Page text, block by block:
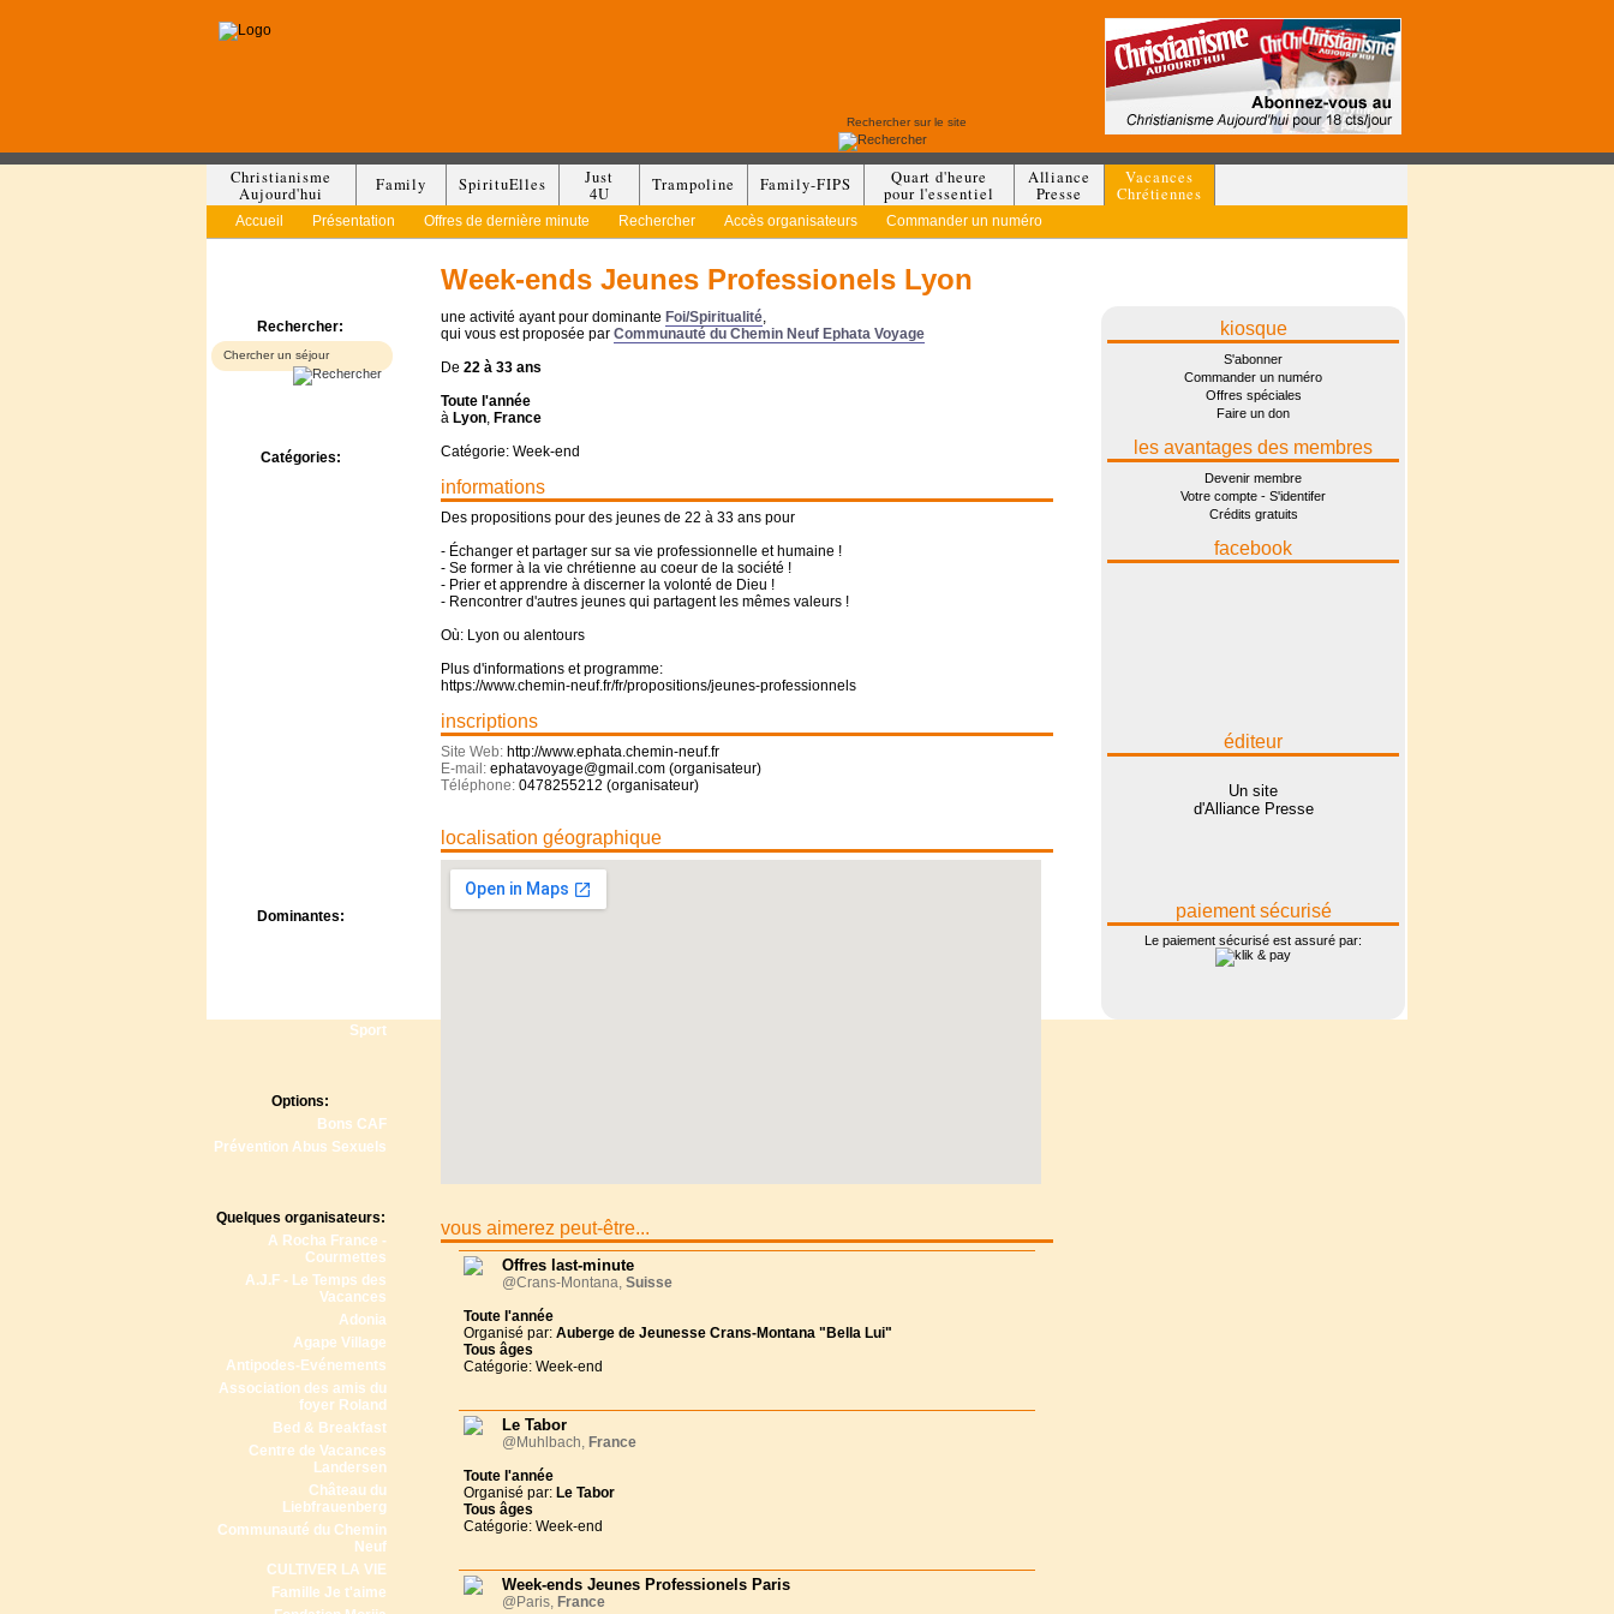
Christianisme
Aujourd'hui
Family SpirituElles
Just
4U
Trampoline Family-FIPS
Quart d'heure
pour l'essentiel
Alliance
Presse
Vacances
Chrétiennes
Accueil Présentation Offres de dernière minute Rechercher Accès organisateurs Commander un numéro
Rechercher:
Catégories:
Dominantes:
Sport
Options:
Bons CAF
Prévention Abus Sexuels
Quelques organisateurs:
A Rocha France -
Courmettes
A.J.F - Le Temps des
Vacances
Adonia
Agape Village
Antipodes-Evénements
Association des amis du
foyer Roland
Bed & Breakfast
Centre de Vacances
Landersen
Château du
Liebfrauenberg
Communauté du Chemin
Neuf
CULTIVER LA VIE
Famille Je t'aime
Week-ends Jeunes Professionels Lyon
une activité ayant pour dominante Foi/Spiritualité,
qui vous est proposée par Communauté du Chemin Neuf Ephata Voyage
De 22 à 33 ans
Toute l'année
à Lyon, France
Catégorie: Week-end
informations
Des propositions pour des jeunes de 22 à 33 ans pour
- Échanger et partager sur sa vie professionnelle et humaine !
- Se former à la vie chrétienne au coeur de la société !
- Prier et apprendre à discerner la volonté de Dieu !
- Rencontrer d'autres jeunes qui partagent les mêmes valeurs !
Où: Lyon ou alentours
Plus d'informations et programme:
https://www.chemin-neuf.fr/fr/propositions/jeunes-professionnels
inscriptions
Site Web: http://www.ephata.chemin-neuf.fr
E-mail: ephatavoyage@gmail.com (organisateur)
Téléphone: 0478255212 (organisateur)
localisation géographique
vous aimerez peut-être...
Offres last-minute
@Crans-Montana, Suisse
Toute l'année
Organisé par: Auberge de Jeunesse Crans-Montana "Bella Lui"
Tous âges
Catégorie: Week-end
Le Tabor
@Muhlbach, France
Toute l'année
Organisé par: Le Tabor
Tous âges
Catégorie: Week-end
Week-ends Jeunes Professionels Paris
@Paris, France
kiosque
S'abonner
Commander un numéro
Offres spéciales
Faire un don
les avantages des membres
Devenir membre
Votre compte - S'identifer
Crédits gratuits
facebook
éditeur
Un site
d'Alliance Presse
paiement sécurisé
Le paiement sécurisé est assuré par: